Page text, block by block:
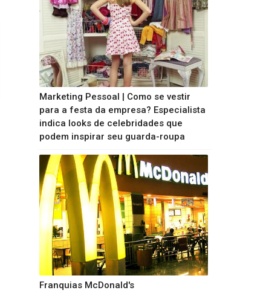
Marketing Pessoal | Como se vestir
para a festa da empresa? Especialista
indica looks de celebridades que
podem inspirar seu guarda-roupa
Franquias McDonald's